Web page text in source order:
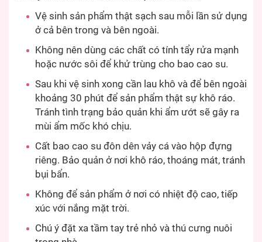
Vệ sinh sản phẩm thật sạch sau mỗi lần sử dụng
ở cả bên trong và bên ngoài.
Không nên dùng các chất có tính tẩy rửa mạnh
hoặc nước sôi để khử trùng cho bao cao su.
Sau khi vệ sinh xong cần lau khô và để bên ngoài
khoảng 30 phút để sản phẩm thật sự khô ráo.
Tránh tình trạng bảo quản khi ẩm ướt sẽ gây ra
mùi ẩm mốc khó chịu.
Cất bao cao su đôn dên vảy cá vào hộp đựng
riêng. Bảo quản ở nơi khô ráo, thoáng mát, tránh
bụi bẩn.
Không để sản phẩm ở nơi có nhiệt độ cao, tiếp
xúc với nắng mặt trời.
Chú ý đặt xa tầm tay trẻ nhỏ và thú cưng nuôi